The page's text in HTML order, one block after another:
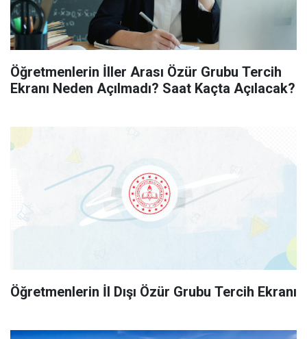
Öğretmenlerin İller Arası Özür Grubu Tercih
Ekranı Neden Açılmadı? Saat Kaçta Açılacak?
Öğretmenlerin İl Dışı Özür Grubu Tercih Ekranı